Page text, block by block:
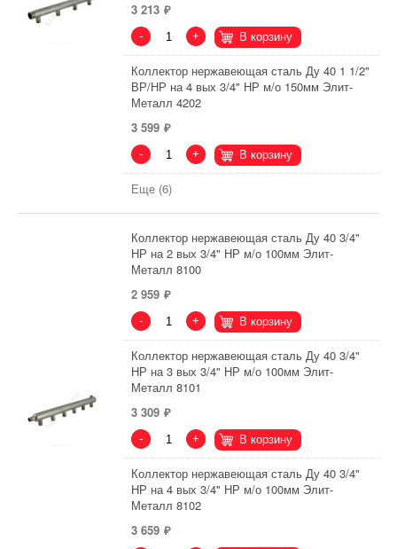
3 213
- + В корзину
Коллектор нержавеющая сталь Ду 40 1 1/2"
ВР/НР на 4 вых 3/4" НР м/о 150мм Элит-
Металл 4202
3 599
- + В корзину
Еще (6)
Коллектор нержавеющая сталь Ду 40 3/4"
НР на 2 вых 3/4" НР м/о 100мм Элит-
Металл 8100
2 959
- + В корзину
Коллектор нержавеющая сталь Ду 40 3/4"
НР на 3 вых 3/4" НР м/о 100мм Элит-
Металл 8101
3 309
- + В корзину
Коллектор нержавеющая сталь Ду 40 3/4"
НР на 4 вых 3/4" НР м/о 100мм Элит-
Металл 8102
3 659